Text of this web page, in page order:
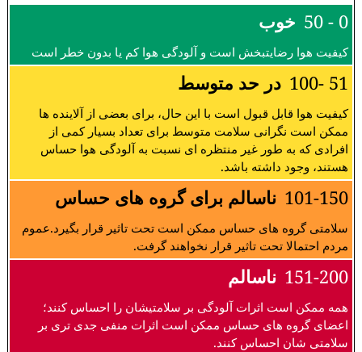
0 - 50 خوب
کیفیت هوا رضایتبخش است و آلودگی هوا کم یا بدون خطر است
51 -100 در حد متوسط
کیفیت هوا قابل قبول است با این حال، برای بعضی از آلاینده ها
ممکن است نگرانی سلامت متوسط برای تعداد بسیار کمی از
افرادی که به طور غیر منتظره ای نسبت به آلودگی هوا حساس
هستند، وجود داشته باشد.
101-150 ناسالم برای گروه های حساس
سلامتی گروه های حساس ممکن است تحت تاثیر قرار بگیرد.عموم
مردم احتمالا تحت تاثیر قرار نخواهند گرفت.
151-200 ناسالم
همه ممکن است اثرات آلودگی بر سلامتیشان را احساس کنند؛
اعضای گروه های حساس ممکن است اثرات منفی جدی تری بر
سلامتی شان احساس کنند.